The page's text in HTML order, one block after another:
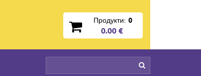
Продукти: 0
0.00 €